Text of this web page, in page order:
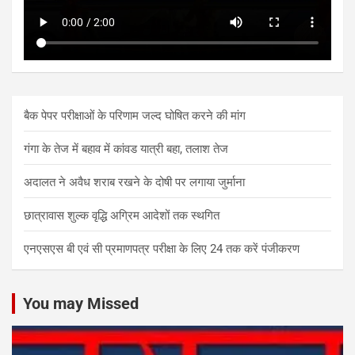
बैक पेपर परीक्षाओं के परिणाम जल्द घोषित करने की मांग
गंगा के तेज में बहाव में कांवड यात्री बहा, तलाश तेज
अदालत ने अवैध शराब रखने के दोषी पर लगाया जुर्माना
छात्रावास शुल्क वृद्धि अग्रिम आदेशों तक स्थगित
एनएसएस बी एवं सी प्रमाणपत्र परीक्षा के लिए 24 तक करें पंजीकरण
You may Missed